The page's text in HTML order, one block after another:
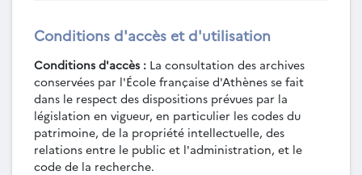
Conditions d'accès et d'utilisation
Conditions d'accès : La consultation des archives
conservées par l'École française d'Athènes se fait
dans le respect des dispositions prévues par la
législation en vigueur, en particulier les codes du
patrimoine, de la propriété intellectuelle, des
relations entre le public et l'administration, et le
code de la recherche.